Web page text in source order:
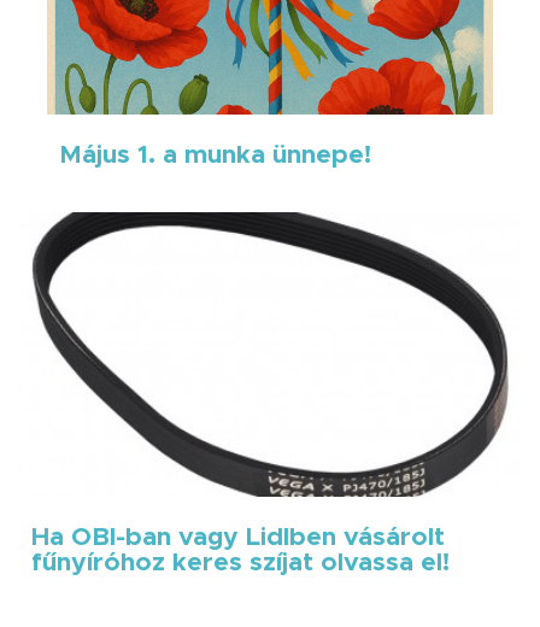
Május 1. a munka ünnepe!
Ha OBI-ban vagy Lidlben vásárolt
fűnyíróhoz keres szíjat olvassa el!